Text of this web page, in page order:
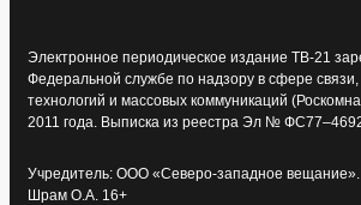
Электронное периодическое издание ТВ-21
Федеральной службе по надзору в сфере
технологий и массовых коммуникаций
2011 года. Выписка из реестра Эл №
Учредитель: ООО «Северо-западное вещание».
Шрам О.А. 16+